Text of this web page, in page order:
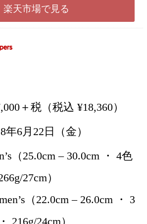
楽天市場で見る
＋税（税込 ¥18,360）
年6月22日（金）
（25.0cm – 30.0cm ・ 4色
27cm）
（22.0cm – 26.0cm ・ 3
216g/24cm）